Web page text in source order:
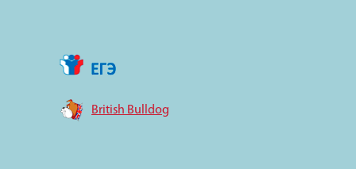
British Bulldog